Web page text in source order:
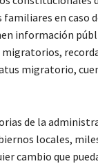
en caso
información
migratorio,
de la
locales,
cambio que